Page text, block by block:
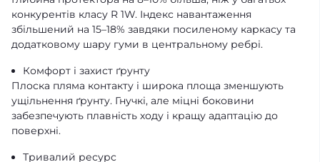
конкурентів класу R 1W. Індекс навантаження
збільшений на 15–18% завдяки посиленому каркасу та
додатковому шару гуми в центральному ребрі.
Комфорт і захист ґрунту
Плоска пляма контакту і широка площа зменшують
ущільнення ґрунту. Гнучкі, але міцні боковини
забезпечують плавність ходу і кращу адаптацію до
поверхні.
Тривалий ресурс